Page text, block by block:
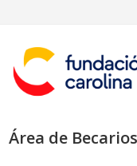
Área de